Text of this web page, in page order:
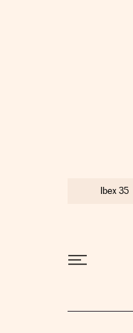
Ibex 35